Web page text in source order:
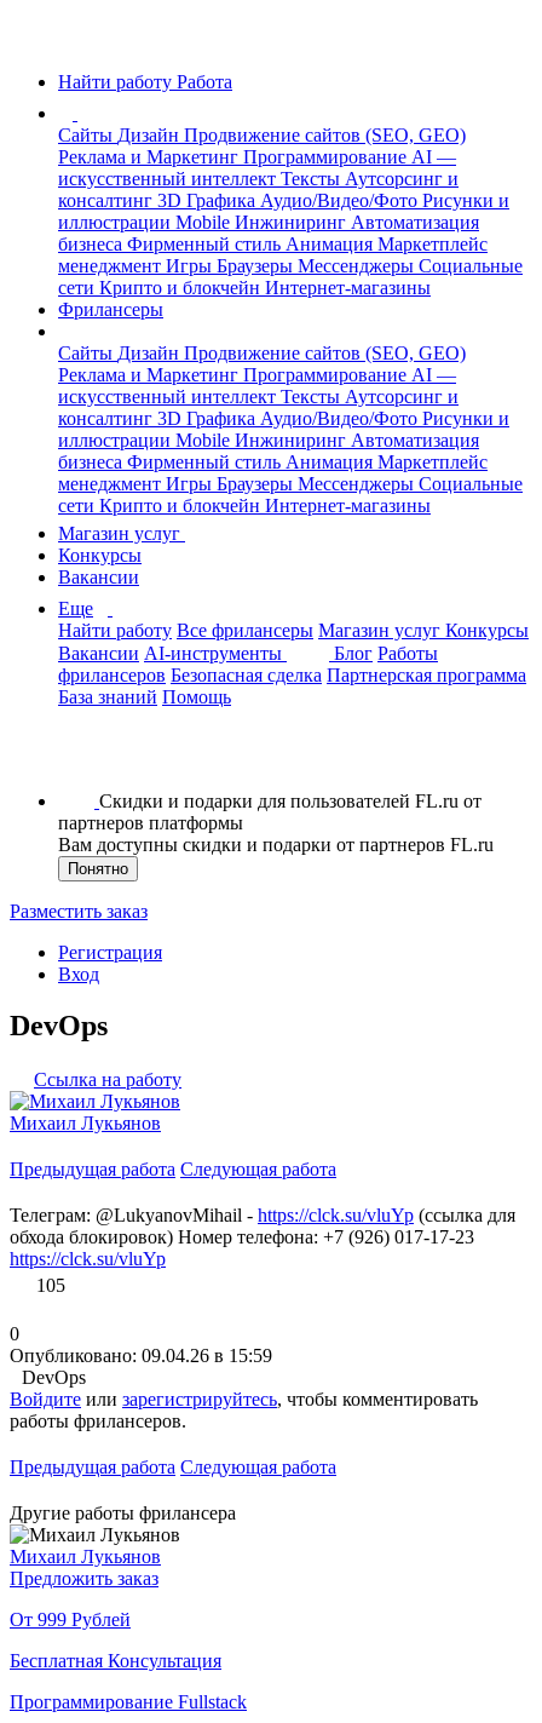
Найти работу Работа
Сайты Дизайн Продвижение сайтов (SEO, GEO)
Реклама и Маркетинг Программирование AI —
искусственный интеллект Тексты Аутсорсинг и
консалтинг 3D Графика Аудио/Видео/Фото Рисунки и
иллюстрации Mobile Инжиниринг Автоматизация
бизнеса Фирменный стиль Анимация Маркетплейс
менеджмент Игры Браузеры Мессенджеры Социальные
сети Крипто и блокчейн Интернет-магазины
Фрилансеры
Сайты Дизайн Продвижение сайтов (SEO, GEO)
Реклама и Маркетинг Программирование AI —
искусственный интеллект Тексты Аутсорсинг и
консалтинг 3D Графика Аудио/Видео/Фото Рисунки и
иллюстрации Mobile Инжиниринг Автоматизация
бизнеса Фирменный стиль Анимация Маркетплейс
менеджмент Игры Браузеры Мессенджеры Социальные
сети Крипто и блокчейн Интернет-магазины
Магазин услуг
Конкурсы
Вакансии
Еще
Найти работу Все фрилансеры Магазин услуг Конкурсы
Вакансии AI-инструменты Блог Работы
фрилансеров Безопасная сделка Партнерская программа
База знаний Помощь
Скидки и подарки для пользователей FL.ru от
партнеров платформы
Вам доступны скидки и подарки от партнеров FL.ru
Понятно
Разместить заказ
Регистрация
Вход
DevOps
Ссылка на работу
Михаил Лукьянов
Предыдущая работа Следующая работа
Телеграм: @LukyanovMihail - https://clck.su/vluYp (ссылка для
обхода блокировок) Номер телефона: +7 (926) 017-17-23
https://clck.su/vluYp
105
0
Опубликовано: 09.04.26 в 15:59
DevOps
Войдите или зарегистрируйтесь, чтобы комментировать
работы фрилансеров.
Предыдущая работа Следующая работа
Другие работы фрилансера
Михаил Лукьянов
Предложить заказ
От 999 Рублей
Бесплатная Консультация
Программирование Fullstack